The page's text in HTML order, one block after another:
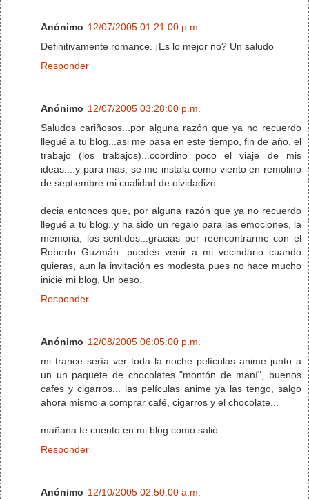
Anónimo 12/07/2005 01:21:00 p.m.
Definitivamente romance. ¡Es lo mejor no? Un saludo
Responder
Anónimo 12/07/2005 03:28:00 p.m.
Saludos cariñosos...por alguna razón que ya no recuerdo
llegué a tu blog...asi me pasa en este tiempo, fin de año, el
trabajo (los trabajos)...coordino poco el viaje de mis
ideas....y para más, se me instala como viento en remolino
de septiembre mi cualidad de olvidadizo...
decia entonces que, por alguna razón que ya no recuerdo
llegué a tu blog..y ha sido un regalo para las emociones, la
memoria, los sentidos...gracias por reencontrarme con el
Roberto Guzmán...puedes venir a mi vecindario cuando
quieras, aun la invitación es modesta pues no hace mucho
inicie mi blog. Un beso.
Responder
Anónimo 12/08/2005 06:05:00 p.m.
mi trance sería ver toda la noche películas anime junto a
un un paquete de chocolates "montón de maní", buenos
cafes y cigarros... las películas anime ya las tengo, salgo
ahora mismo a comprar café, cigarros y el chocolate...
mañana te cuento en mi blog como salió...
Responder
Anónimo 12/10/2005 02:50:00 a.m.